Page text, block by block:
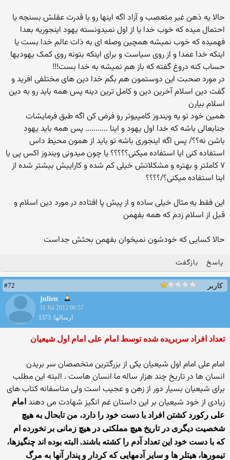
حالا یه ذهن غیر متعصب و آزاد اگه اینها رو با قدرت عقلش بسنجه یا
احتمال میده که خوب خدا یا از اول نمیدونسته یهود اینجوریه بعدا
فهمیده که خوب نمیشه همچین وصله ای به ذات عالم خدا بست یا
اینکه خدا عمدا و از روی سیاست و برای اینکه بتونه روی کمک یهودیها
حساب کنه دروغ گفته که باز هم نمیشه به خدا بست!!!
در مورد صحبت این دوستمون هم بگم خدا دین های مختلفی افرید و
گفت دین اسلام آخرین دین و کامل ترین دینه پس همه باید رو به دین
اسلام بیارن
همین خود تو یه ویندوز کامپیوتر رو فرض کن اگه طبق فرمایشات
جنابعالی باشه که خدا اول یهود و اینا ........... پس همه باید یهود
باشن نه؟؟/ پس اگه اینجوری باشه تو باید از همون محیط داس
استفاده کنی ایا استفاده میکنی؟؟؟؟؟ یا چون میدونی ویندوز اکس پی یا
۷ کاملتر و بهتره و مشکلاتش خیلی کم شده و کاراییش بیشتر شده از
اینا استفاده میکنی؟/؟؟؟؟
این فقط یه مثال خیلی ساده و از پیش پا افتاده در مورد دین اسلام و
قبل از اسلام زدم که همه بفهمن
حالا کسایی که خودشون نمیخوان بفهمن بحثش جداست
پاسخ بازگفت
کاربر
#72
julien
31 Jul 2012 06:57
ارسالها: 1373
تعداد افراد سربریده شده توسط امام علی امام اول شیعیان
امام علی امام اول شیعیان یکی از بزرگترین متخصصان سر بریدن
انسان ها در تاریخ چند هزار ساله ما انسان هاست . البته این مطلب
برای شیعیان بسیار دور از زهن و عجیب است ولی متاسفانه کتاب های
زیادی از خود شیعیان بر این داستان غم انگیز شهادت می دهند امام
علی رکورد کشتن افراد با دست خود را دارد، من تابحال به هیچ
شخصیت دیگری در تاریخ هیچ مملکتی در هیچ زمانی بر نخورده ام
که با دست خود این تعداد آدم را کشته باشند. البته بوده اند چنگیزها،
تیمورها، هیتلر ها و سایر آدمهایی که کردار و پندار آنها به مرگ